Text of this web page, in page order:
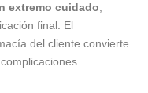
extremo cuidado
final. El
del cliente convierte